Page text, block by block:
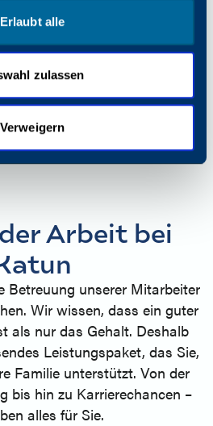
Erlaubt alle
zulassen
Verweigern
von Katun
die jederzeit bereit
deren Kunden zu schulen,
Arbeit bei
Betreuung unserer Mitarbeiter
Wir wissen, dass ein guter
als nur das Gehalt. Deshalb
Leistungspaket, das Sie,
Familie unterstützt. Von der
bis hin zu Karrierechancen –
alles für Sie.